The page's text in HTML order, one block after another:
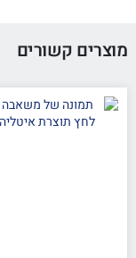
מוצרים קשורים